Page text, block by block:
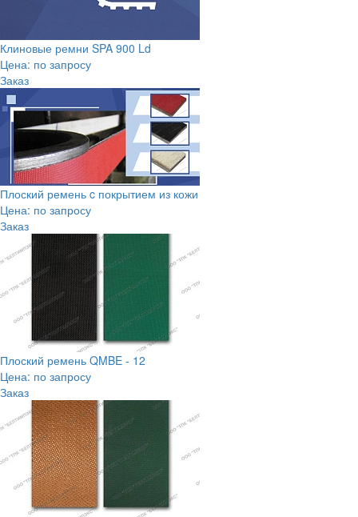
Клиновые ремни SPA 900 Ld
Цена: по запросу
Заказ
Плоский ремень c покрытием из кожи
Цена: по запросу
Заказ
Плоский ремень QMBE - 12
Цена: по запросу
Заказ